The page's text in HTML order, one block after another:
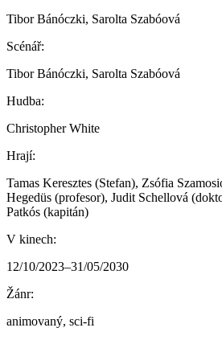
Tibor Bánóczki, Sarolta Szabóová
Scénář:
Tibor Bánóczki, Sarolta Szabóová
Hudba:
Christopher White
Hrají:
Tamas Keresztes (Stefan), Zsófia
Hegedüs (profesor), Judit Schellová
Patkós (kapitán)
V kinech:
12/10/2023–31/05/2030
Žánr:
animovaný, sci-fi